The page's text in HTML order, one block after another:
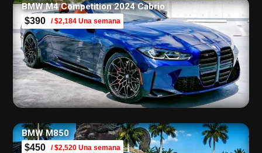
BMW M4 Competition 2024 Cabrio
$390 / $2,184 Una semana
BMW M850
$450 / $2,520 Una semana